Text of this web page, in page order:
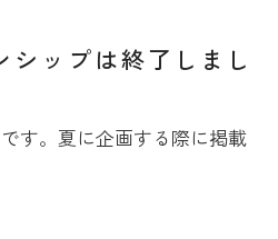
シップは終了しまし
す。夏に企画する際に掲載